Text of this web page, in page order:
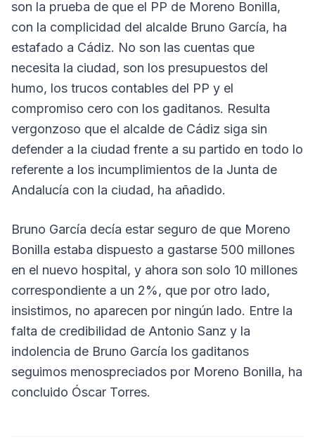
son la prueba de que el PP de Moreno Bonilla,
con la complicidad del alcalde Bruno García, ha
estafado a Cádiz. No son las cuentas que
necesita la ciudad, son los presupuestos del
humo, los trucos contables del PP y el
compromiso cero con los gaditanos. Resulta
vergonzoso que el alcalde de Cádiz siga sin
defender a la ciudad frente a su partido en todo lo
referente a los incumplimientos de la Junta de
Andalucía con la ciudad, ha añadido.
Bruno García decía estar seguro de que Moreno
Bonilla estaba dispuesto a gastarse 500 millones
en el nuevo hospital, y ahora son solo 10 millones
correspondiente a un 2%, que por otro lado,
insistimos, no aparecen por ningún lado. Entre la
falta de credibilidad de Antonio Sanz y la
indolencia de Bruno García los gaditanos
seguimos menospreciados por Moreno Bonilla, ha
concluido Óscar Torres.